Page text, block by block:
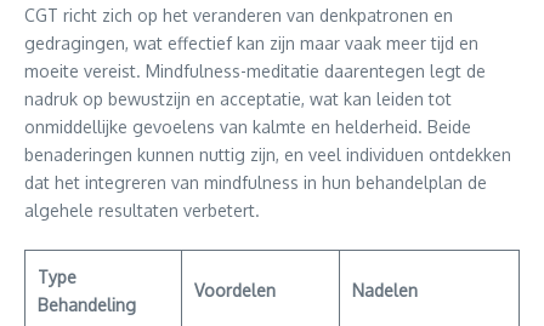
CGT richt zich op het veranderen van denkpatronen en
gedragingen, wat effectief kan zijn maar vaak meer tijd en
moeite vereist. Mindfulness-meditatie daarentegen legt de
nadruk op bewustzijn en acceptatie, wat kan leiden tot
onmiddellijke gevoelens van kalmte en helderheid. Beide
benaderingen kunnen nuttig zijn, en veel individuen ontdekken
dat het integreren van mindfulness in hun behandelplan de
algehele resultaten verbetert.
Type
Behandeling
Voordelen Nadelen